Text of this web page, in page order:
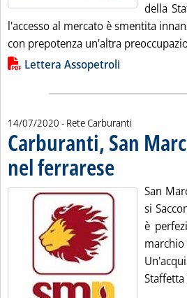
della
l'accesso al mercato è smentita
con prepotenza un'altra
Lista allegati PDF alla
Lettera Assopetroli
14/07/2020 - Rete Carburanti
Carburanti, San
nel ferrarese . Pubblicata martedì
San
si
è